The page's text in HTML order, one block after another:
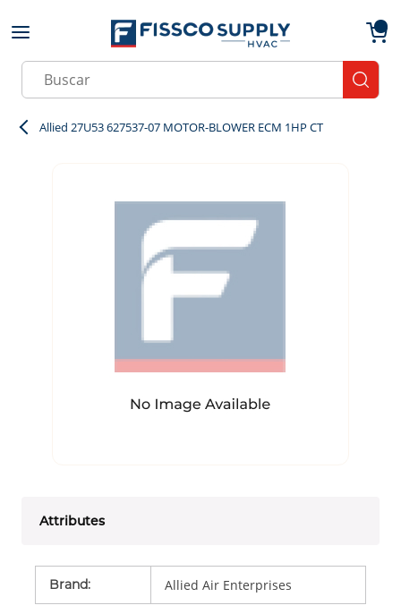
Skip to main content
Site Search
Allied 27U53 627537-07 MOTOR-BLOWER ECM 1HP CT
Attributes
Brand: Allied Air Enterprises